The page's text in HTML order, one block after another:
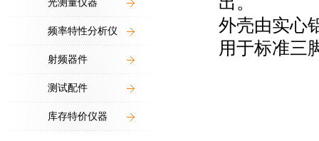
频率特性分析仪
射频器件
测试配件
库存特价仪器
外壳由实心
用于标准三